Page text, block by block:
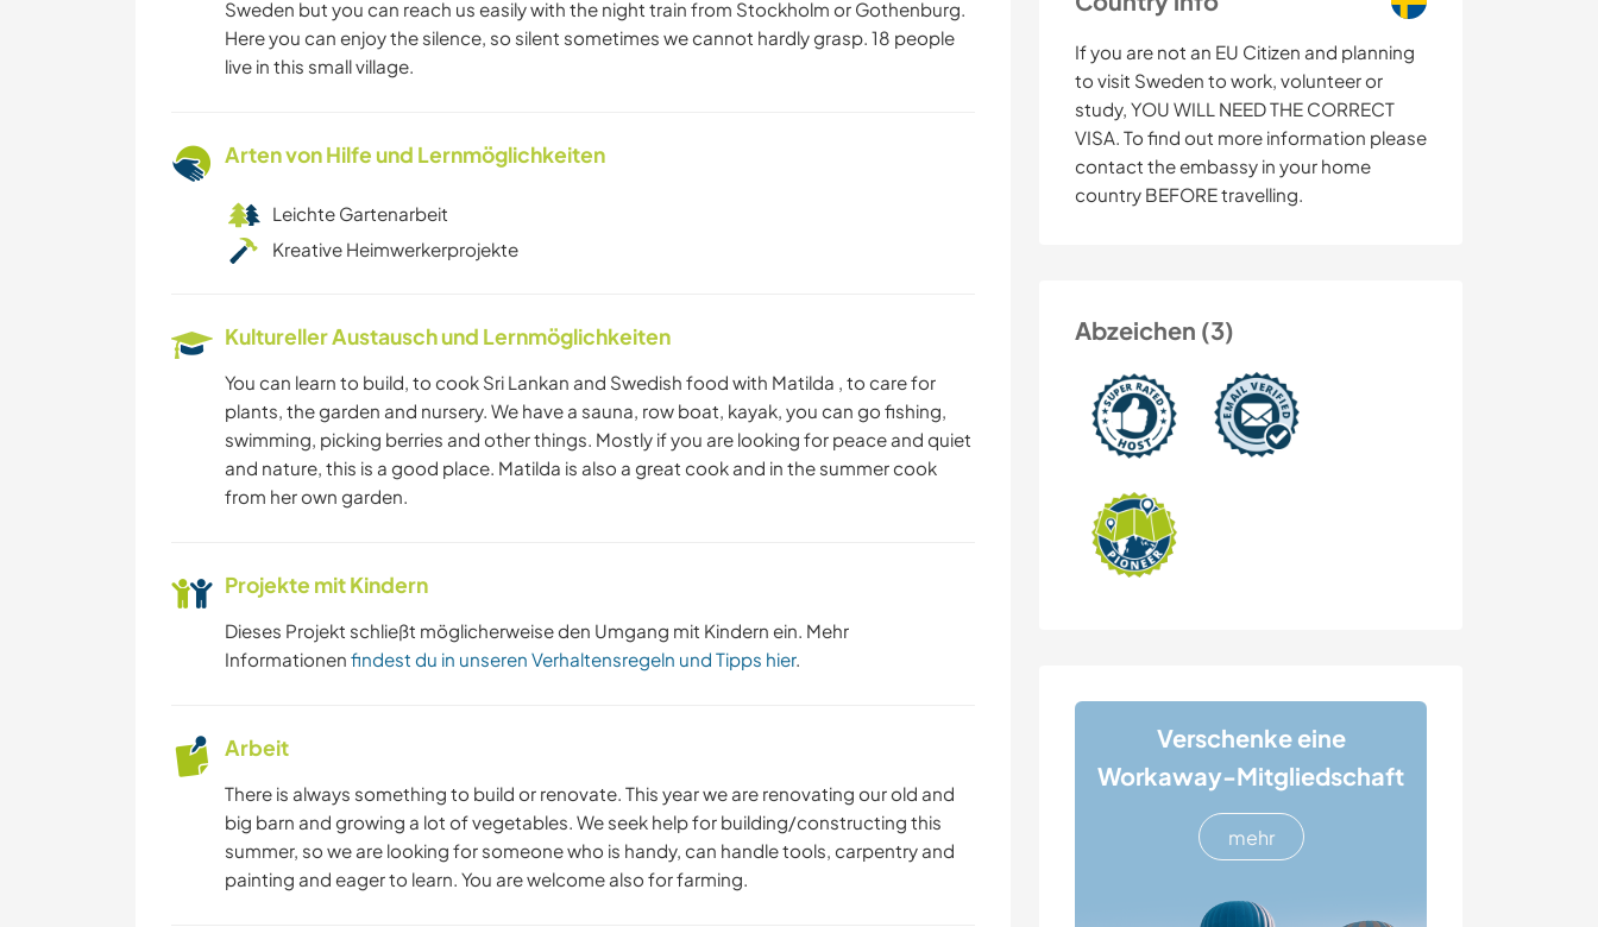
If you are not an EU Citizen and planning
to visit Sweden to work, volunteer or
study, YOU WILL NEED THE CORRECT
VISA. To find out more information please
contact the embassy in your home
country BEFORE travelling.
Abzeichen (3)
Verschenke eine
Workaway-Mitgliedschaft
mehr
Sweden but you can reach us easily with the night train from Stockholm or Gothenburg.
Here you can enjoy the silence, so silent sometimes we cannot hardly grasp. 18 people
live in this small village.
Arten von Hilfe und Lernmöglichkeiten
Leichte Gartenarbeit
Kreative Heimwerkerprojekte
Kultureller Austausch und Lernmöglichkeiten
You can learn to build, to cook Sri Lankan and Swedish food with Matilda , to care for
plants, the garden and nursery. We have a sauna, row boat, kayak, you can go fishing,
swimming, picking berries and other things. Mostly if you are looking for peace and quiet
and nature, this is a good place. Matilda is also a great cook and in the summer cook
from her own garden.
Projekte mit Kindern
Dieses Projekt schließt möglicherweise den Umgang mit Kindern ein. Mehr
Informationen findest du in unseren Verhaltensregeln und Tipps hier.
Arbeit
There is always something to build or renovate. This year we are renovating our old and
big barn and growing a lot of vegetables. We seek help for building/constructing this
summer, so we are looking for someone who is handy, can handle tools, carpentry and
painting and eager to learn. You are welcome also for farming.